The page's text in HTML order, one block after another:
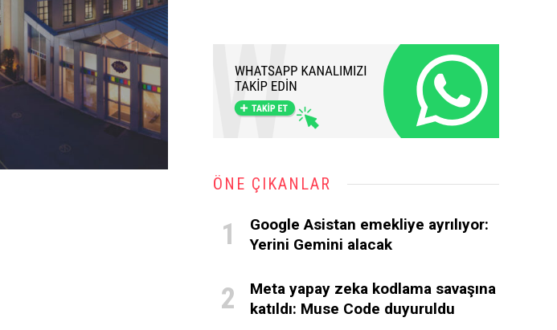
ÖNE ÇIKANLAR
Google Asistan emekliye ayrılıyor:
Yerini Gemini alacak
Meta yapay zeka kodlama savaşına
katıldı: Muse Code duyuruldu